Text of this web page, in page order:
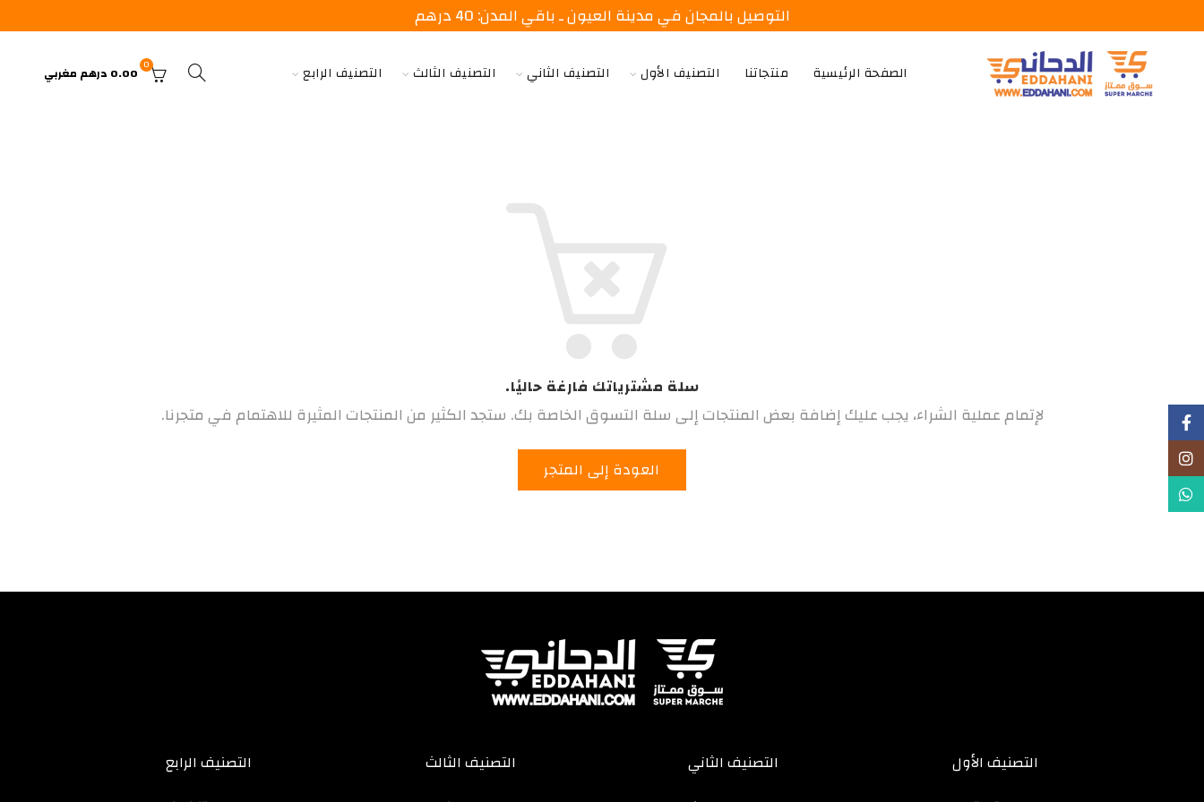
الصفحة الرئيسية منتجاتنا التصنيف الأول التصنيف الثاني التصنيف الثالث التصنيف الرابع 0
0.00 درهم مغربي
سلة مشترياتك فارغة حاليًا.
لإتمام عملية الشراء، يجب عليك إضافة بعض المنتجات إلى سلة التسوق الخاصة بك. ستجد الكثير من المنتجات المثيرة للاهتمام في متجرنا.
العودة إلى المتجر
التصنيف الأول التصنيف الثاني التصنيف الثالث التصنيف الرابع
التوصيل بالمجان في مدينة العيون ـ باقي المدن: 40 درهم
Facebook
Instagram
WhatsApp